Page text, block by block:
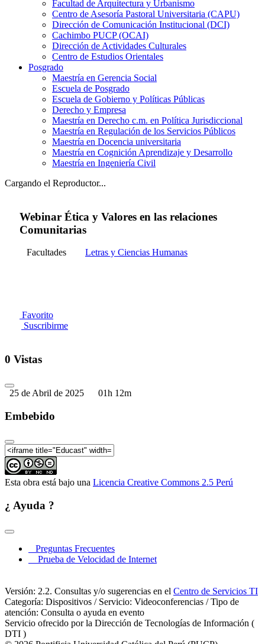
Facultad de Arquitectura y Urbanismo
Centro de Asesoría Pastoral Universitaria (CAPU)
Dirección de Comunicación Institucional (DCI)
Cachimbo PUCP (OCAI)
Dirección de Actividades Culturales
Centro de Estudios Orientales
Posgrado
Maestría en Gerencia Social
Escuela de Posgrado
Escuela de Gobierno y Políticas Públicas
Derecho y Empresa
Maestría en Derecho c.m. en Política Jurisdiccional
Maestría en Regulación de los Servicios Públicos
Maestría en Docencia universitaria
Maestría en Cognición Aprendizaje y Desarrollo
Maestría en Ingeniería Civil
Cargando el Reproductor...
Webinar Ética y Valores en las relaciones
Comunitarias
Facultades Letras y Ciencias Humanas
Favorito
Suscribirme
0 Vistas
25 de Abril de 2025 01h 12m
Embebido
Esta obra está bajo una Licencia Creative Commons 2.5 Perú
¿ Ayuda ?
Preguntas Frecuentes
Prueba de Velocidad de Internet
Versión: 2.2. Consultas y/o sugerencias en el Centro de Servicios TI
Categoría: Dispositivos / Servicio: Videoconferencias / Tipo de
atención: Consulta o ayuda en evento
Servicio ofrecido por la Dirección de Tecnologías de Información (
DTI )